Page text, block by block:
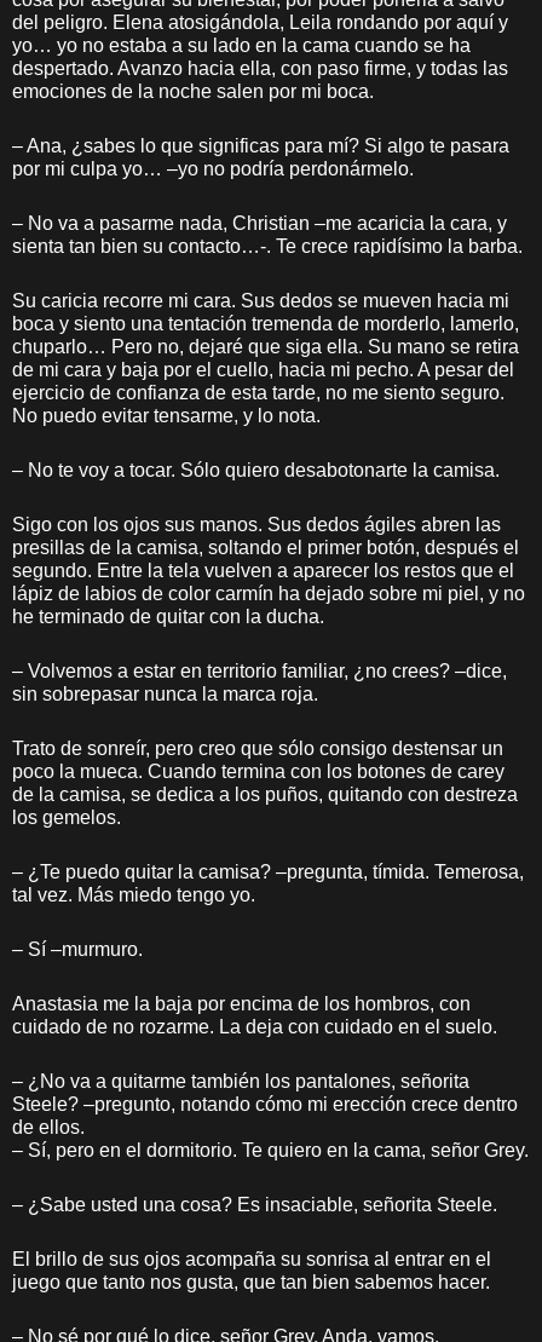
del peligro. Elena atosigándola, Leila rondando por aquí y
yo… yo no estaba a su lado en la cama cuando se ha
despertado. Avanzo hacia ella, con paso firme, y todas las
emociones de la noche salen por mi boca.
– Ana, ¿sabes lo que significas para mí? Si algo te pasara
por mi culpa yo… –yo no podría perdonármelo.
– No va a pasarme nada, Christian –me acaricia la cara, y
sienta tan bien su contacto…-. Te crece rapidísimo la barba.
Su caricia recorre mi cara. Sus dedos se mueven hacia mi
boca y siento una tentación tremenda de morderlo, lamerlo,
chuparlo… Pero no, dejaré que siga ella. Su mano se retira
de mi cara y baja por el cuello, hacia mi pecho. A pesar del
ejercicio de confianza de esta tarde, no me siento seguro.
No puedo evitar tensarme, y lo nota.
– No te voy a tocar. Sólo quiero desabotonarte la camisa.
Sigo con los ojos sus manos. Sus dedos ágiles abren las
presillas de la camisa, soltando el primer botón, después el
segundo. Entre la tela vuelven a aparecer los restos que el
lápiz de labios de color carmín ha dejado sobre mi piel, y no
he terminado de quitar con la ducha.
– Volvemos a estar en territorio familiar, ¿no crees? –dice,
sin sobrepasar nunca la marca roja.
Trato de sonreír, pero creo que sólo consigo destensar un
poco la mueca. Cuando termina con los botones de carey
de la camisa, se dedica a los puños, quitando con destreza
los gemelos.
– ¿Te puedo quitar la camisa? –pregunta, tímida. Temerosa,
tal vez. Más miedo tengo yo.
– Sí –murmuro.
Anastasia me la baja por encima de los hombros, con
cuidado de no rozarme. La deja con cuidado en el suelo.
– ¿No va a quitarme también los pantalones, señorita
Steele? –pregunto, notando cómo mi erección crece dentro
de ellos.
– Sí, pero en el dormitorio. Te quiero en la cama, señor Grey.
– ¿Sabe usted una cosa? Es insaciable, señorita Steele.
El brillo de sus ojos acompaña su sonrisa al entrar en el
juego que tanto nos gusta, que tan bien sabemos hacer.
– No sé por qué lo dice, señor Grey. Anda, vamos.